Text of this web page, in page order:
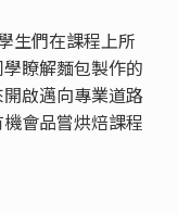
生們在課程上所
瞭解麵包製作的
啟邁向專業道路
會品嘗烘焙課程